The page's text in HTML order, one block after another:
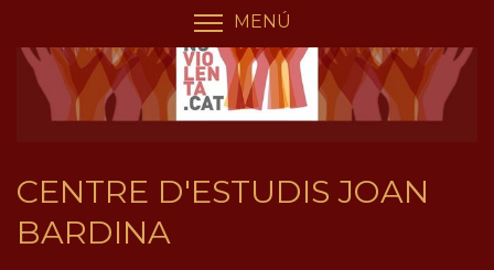
contingut
MENÚ
CENTRE D'ESTUDIS JOAN
BARDINA
Panell de gestió de galetes